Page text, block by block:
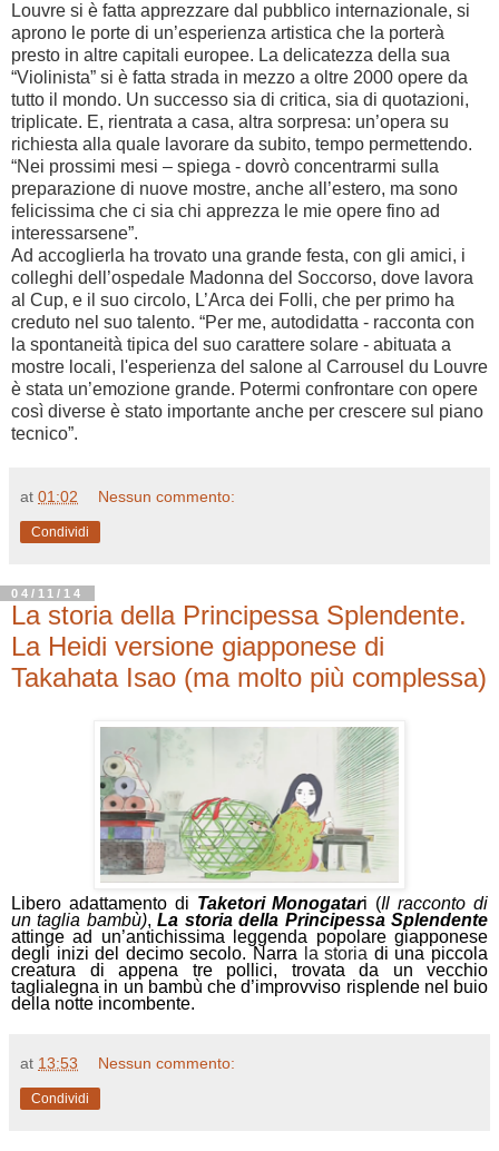
Louvre si è fatta apprezzare dal pubblico internazionale, si
aprono le porte di un’esperienza artistica che la porterà
presto in altre capitali europee. La delicatezza della sua
“Violinista” si è fatta strada in mezzo a oltre 2000 opere da
tutto il mondo. Un successo sia di critica, sia di quotazioni,
triplicate. E, rientrata a casa, altra sorpresa: un’opera su
richiesta alla quale lavorare da subito, tempo permettendo.
“Nei prossimi mesi – spiega - dovrò concentrarmi sulla
preparazione di nuove mostre, anche all’estero, ma sono
felicissima che ci sia chi apprezza le mie opere fino ad
interessarsene”.
Ad accoglierla ha trovato una grande festa, con gli amici, i
colleghi dell’ospedale Madonna del Soccorso, dove lavora
al Cup, e il suo circolo, L’Arca dei Folli, che per primo ha
creduto nel suo talento. “Per me, autodidatta - racconta con
la spontaneità tipica del suo carattere solare - abituata a
mostre locali, l'esperienza del salone al Carrousel du Louvre
è stata un’emozione grande. Potermi confrontare con opere
così diverse è stato importante anche per crescere sul piano
tecnico”.
at 01:02 Nessun commento:
Condividi
04/11/14
La storia della Principessa Splendente.
La Heidi versione giapponese di
Takahata Isao (ma molto più complessa)
Libero adattamento di Taketori Monogatari (Il racconto di
un taglia bambù),La storia della Principessa Splendente
attinge ad un’antichissima leggenda popolare giapponese
degli inizi del decimo secolo. Narra la storia di una piccola
creatura di appena tre pollici, trovata da un vecchio
taglialegna in un bambù che d’improvviso risplende nel buio
della notte incombente.
at 13:53 Nessun commento:
Condividi